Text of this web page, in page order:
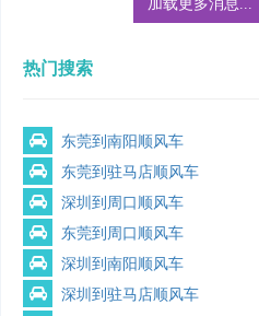
加载更多消息...
热门搜索
东莞到南阳顺风车
东莞到驻马店顺风车
深圳到周口顺风车
东莞到周口顺风车
深圳到南阳顺风车
深圳到驻马店顺风车